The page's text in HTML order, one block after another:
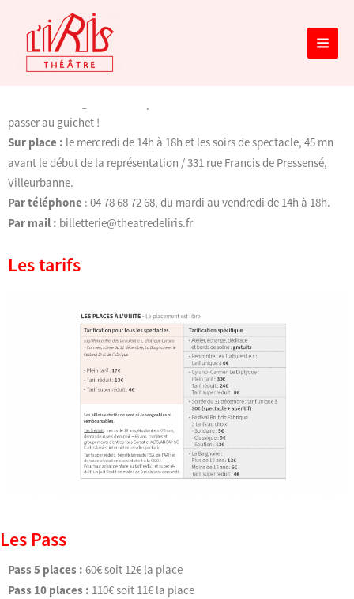
contenuComment réserver
passer au guichet !
Sur place : le mercredi de 14h à 18h et les soirs de spectacle, 45 mn
avant le début de la représentation / 331 rue Francis de Pressensé,
Villeurbanne.
Par téléphone : 04 78 68 72 68, du mardi au vendredi de 14h à 18h.
Par mail : billetterie@theatredeliris.fr
Les tarifs
Les Pass
Pass 5 places : 60€ soit 12€ la place
Pass 10 places : 110€ soit 11€ la place